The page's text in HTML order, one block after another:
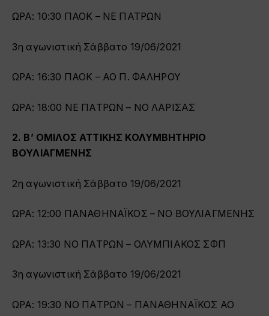
ΩΡΑ: 10:30 ΠΑΟΚ – ΝΕ ΠΑΤΡΩΝ
3η αγωνιστική Σάββατο 19/06/2021
ΩΡΑ: 16:30 ΠΑΟΚ – ΑΟ Π. ΦΑΛΗΡΟΥ
ΩΡΑ: 18:00 ΝΕ ΠΑΤΡΩΝ – ΝΟ ΛΑΡΙΣΑΣ
2. Β’ ΟΜΙΛΟΣ ΑΤΤΙΚΗΣ ΚΟΛΥΜΒΗΤΗΡΙΟ
ΒΟΥΛΙΑΓΜΕΝΗΣ
2η αγωνιστική Σάββατο 19/06/2021
ΩΡΑ: 12:00 ΠΑΝΑΘΗΝΑΪΚΟΣ – ΝΟ ΒΟΥΛΙΑΓΜΕΝΗΣ
ΩΡΑ: 13:30 ΝΟ ΠΑΤΡΩΝ – ΟΛΥΜΠΙΑΚΟΣ ΣΦΠ
3η αγωνιστική Σάββατο 19/06/2021
ΩΡΑ: 19:30 ΝΟ ΠΑΤΡΩΝ – ΠΑΝΑΘΗΝΑΪΚΟΣ ΑΟ